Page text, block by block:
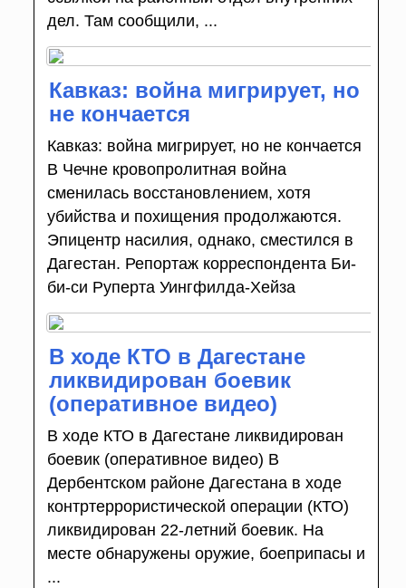
дел. Там сообщили, ...
Кавказ: война мигрирует, но
не кончается
Кавказ: война мигрирует, но не кончается
В Чечне кровопролитная война
сменилась восстановлением, хотя
убийства и похищения продолжаются.
Эпицентр насилия, однако, сместился в
Дагестан. Репортаж корреспондента Би-
би-си Руперта Уингфилда-Хейза
В ходе КТО в Дагестане
ликвидирован боевик
(оперативное видео)
В ходе КТО в Дагестане ликвидирован
боевик (оперативное видео) В
Дербентском районе Дагестана в ходе
контртеррористической операции (КТО)
ликвидирован 22-летний боевик. На
месте обнаружены оружие, боеприпасы и
...